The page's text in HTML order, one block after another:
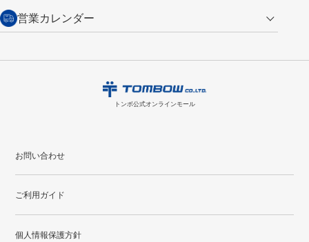
商品到着後7日以内に限り交換を承ります。
からご連絡
・次回のお買い物に使えるポイントがお買い上げごとに
100円につき1ポイ
ント 付与されます。
会員登録はこちら
トンボ製品・サービスに関する
お問い合わせ
購入・返品に関するお問い合わせ
営業カレンダー
16
17 18 19 20 21
22
23
24
20
21
トンボ公式オンラインモール
お問い合わせ
ご利用ガイド
個人情報保護方針